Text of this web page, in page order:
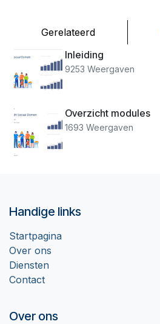
Gerelateerd
Inleiding
9253 Weergaven
Overzicht modules
1693 Weergaven
Handige links
Startpagina
Over ons
Diensten
Contact
Over ons